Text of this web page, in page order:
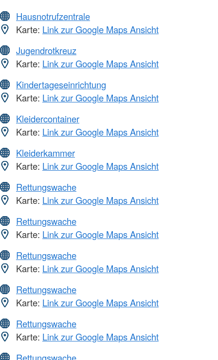
Hausnotrufzentrale
Karte: Link zur Google Maps Ansicht
Jugendrotkreuz
Karte: Link zur Google Maps Ansicht
Kindertageseinrichtung
Karte: Link zur Google Maps Ansicht
Kleidercontainer
Karte: Link zur Google Maps Ansicht
Kleiderkammer
Karte: Link zur Google Maps Ansicht
Rettungswache
Karte: Link zur Google Maps Ansicht
Rettungswache
Karte: Link zur Google Maps Ansicht
Rettungswache
Karte: Link zur Google Maps Ansicht
Rettungswache
Karte: Link zur Google Maps Ansicht
Rettungswache
Karte: Link zur Google Maps Ansicht